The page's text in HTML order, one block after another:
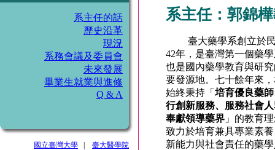
系主任的話
歷史沿革
現況
系務會議及委員會
未來發展
畢業生就業與進修
Q & A
國立臺灣大學
臺大醫學院
系主任：郭錦
臺大藥學系創立於
42年，是臺灣第一個藥
也是國內藥學教育與研
要發源地。七十餘年來
始終秉持「 培育優良藥
行創新服務、服務社會
奉獻領導藥界 」的教育
致力於培育兼具專業素
新能力與社會責任的藥